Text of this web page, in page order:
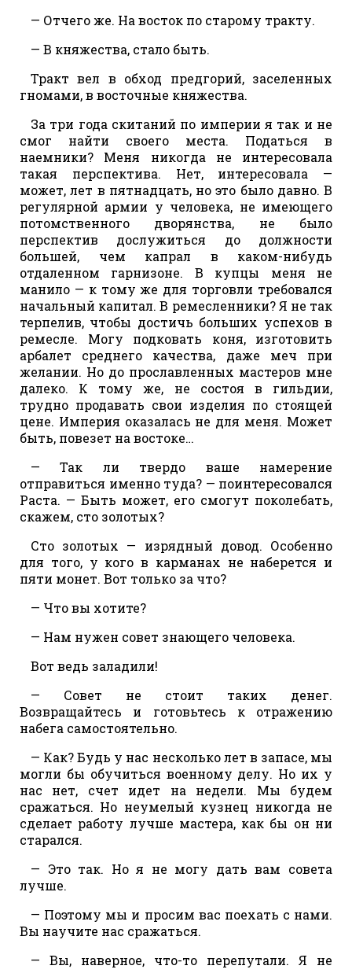
— Отчего же. На восток по старому тракту.
— В княжества, стало быть.
Тракт вел в обход предгорий, заселенных
гномами, в восточные княжества.
За три года скитаний по империи я так и не
смог найти своего места. Податься в
наемники? Меня никогда не интересовала
такая перспектива. Нет, интересовала —
может, лет в пятнадцать, но это было давно. В
регулярной армии у человека, не имеющего
потомственного дворянства, не было
перспектив дослужиться до должности
большей, чем капрал в каком-нибудь
отдаленном гарнизоне. В купцы меня не
манило — к тому же для торговли требовался
начальный капитал. В ремесленники? Я не так
терпелив, чтобы достичь больших успехов в
ремесле. Могу подковать коня, изготовить
арбалет среднего качества, даже меч при
желании. Но до прославленных мастеров мне
далеко. К тому же, не состоя в гильдии,
трудно продавать свои изделия по стоящей
цене. Империя оказалась не для меня. Может
быть, повезет на востоке…
— Так ли твердо ваше намерение
отправиться именно туда? — поинтересовался
Раста. — Быть может, его смогут поколебать,
скажем, сто золотых?
Сто золотых — изрядный довод. Особенно
для того, у кого в карманах не наберется и
пяти монет. Вот только за что?
— Что вы хотите?
— Нам нужен совет знающего человека.
Вот ведь заладили!
— Совет не стоит таких денег.
Возвращайтесь и готовьтесь к отражению
набега самостоятельно.
— Как? Будь у нас несколько лет в запасе, мы
могли бы обучиться военному делу. Но их у
нас нет, счет идет на недели. Мы будем
сражаться. Но неумелый кузнец никогда не
сделает работу лучше мастера, как бы он ни
старался.
— Это так. Но я не могу дать вам совета
лучше.
— Поэтому мы и просим вас поехать с нами.
Вы научите нас сражаться.
— Вы, наверное, что-то перепутали. Я не